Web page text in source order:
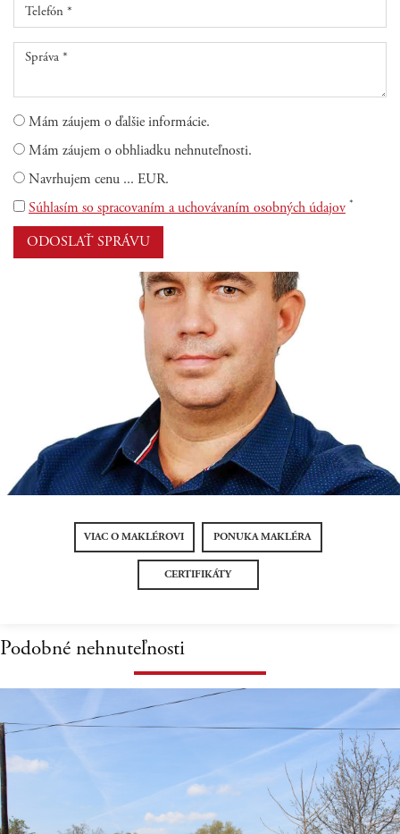
Mám záujem o ďalšie informácie.
Mám záujem o obhliadku nehnuteľnosti.
Navrhujem cenu ... EUR.
Súhlasím so spracovaním a uchovávaním osobných údajov *
VIAC O MAKLÉROVI PONUKA MAKLÉRA
CERTIFIKÁTY
Podobné nehnuteľnosti
P R E D A J POZEMOK V
BRATISLAVE V RUŽINOVE NA